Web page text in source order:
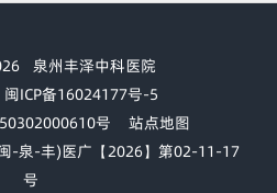
泉州丰泽中科医院
闽ICP备16024177号-5
号
站点地图
-泉-丰)医广【2026】第02-11-17
号